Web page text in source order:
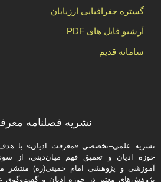
گستره جغرافیایی ارزیابان
آرشیو فایل های PDF
سامانه قدیم
نشریه فصلنامه
نشریه علمی–تخصصی «معرفت ادیان» با
حوزه ادیان و تعمیق فهم میان‌دینی، از
آموزشی و پژوهشی امام خمینی(ره)
پژوهش‌های معتبر در حوزه ادیان و گفت‌وگوی